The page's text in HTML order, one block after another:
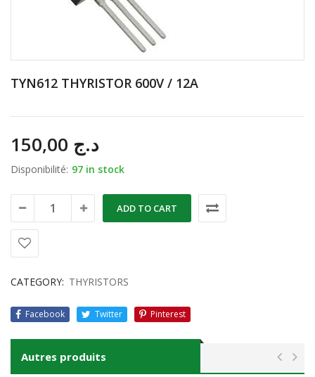
TYN612 THYRISTOR 600V / 12A
د.ج
Disponibilité: 97 in stock
ADD TO CART
CATEGORY: THYRISTORS
Facebook Twitter Pinterest
Autres produits